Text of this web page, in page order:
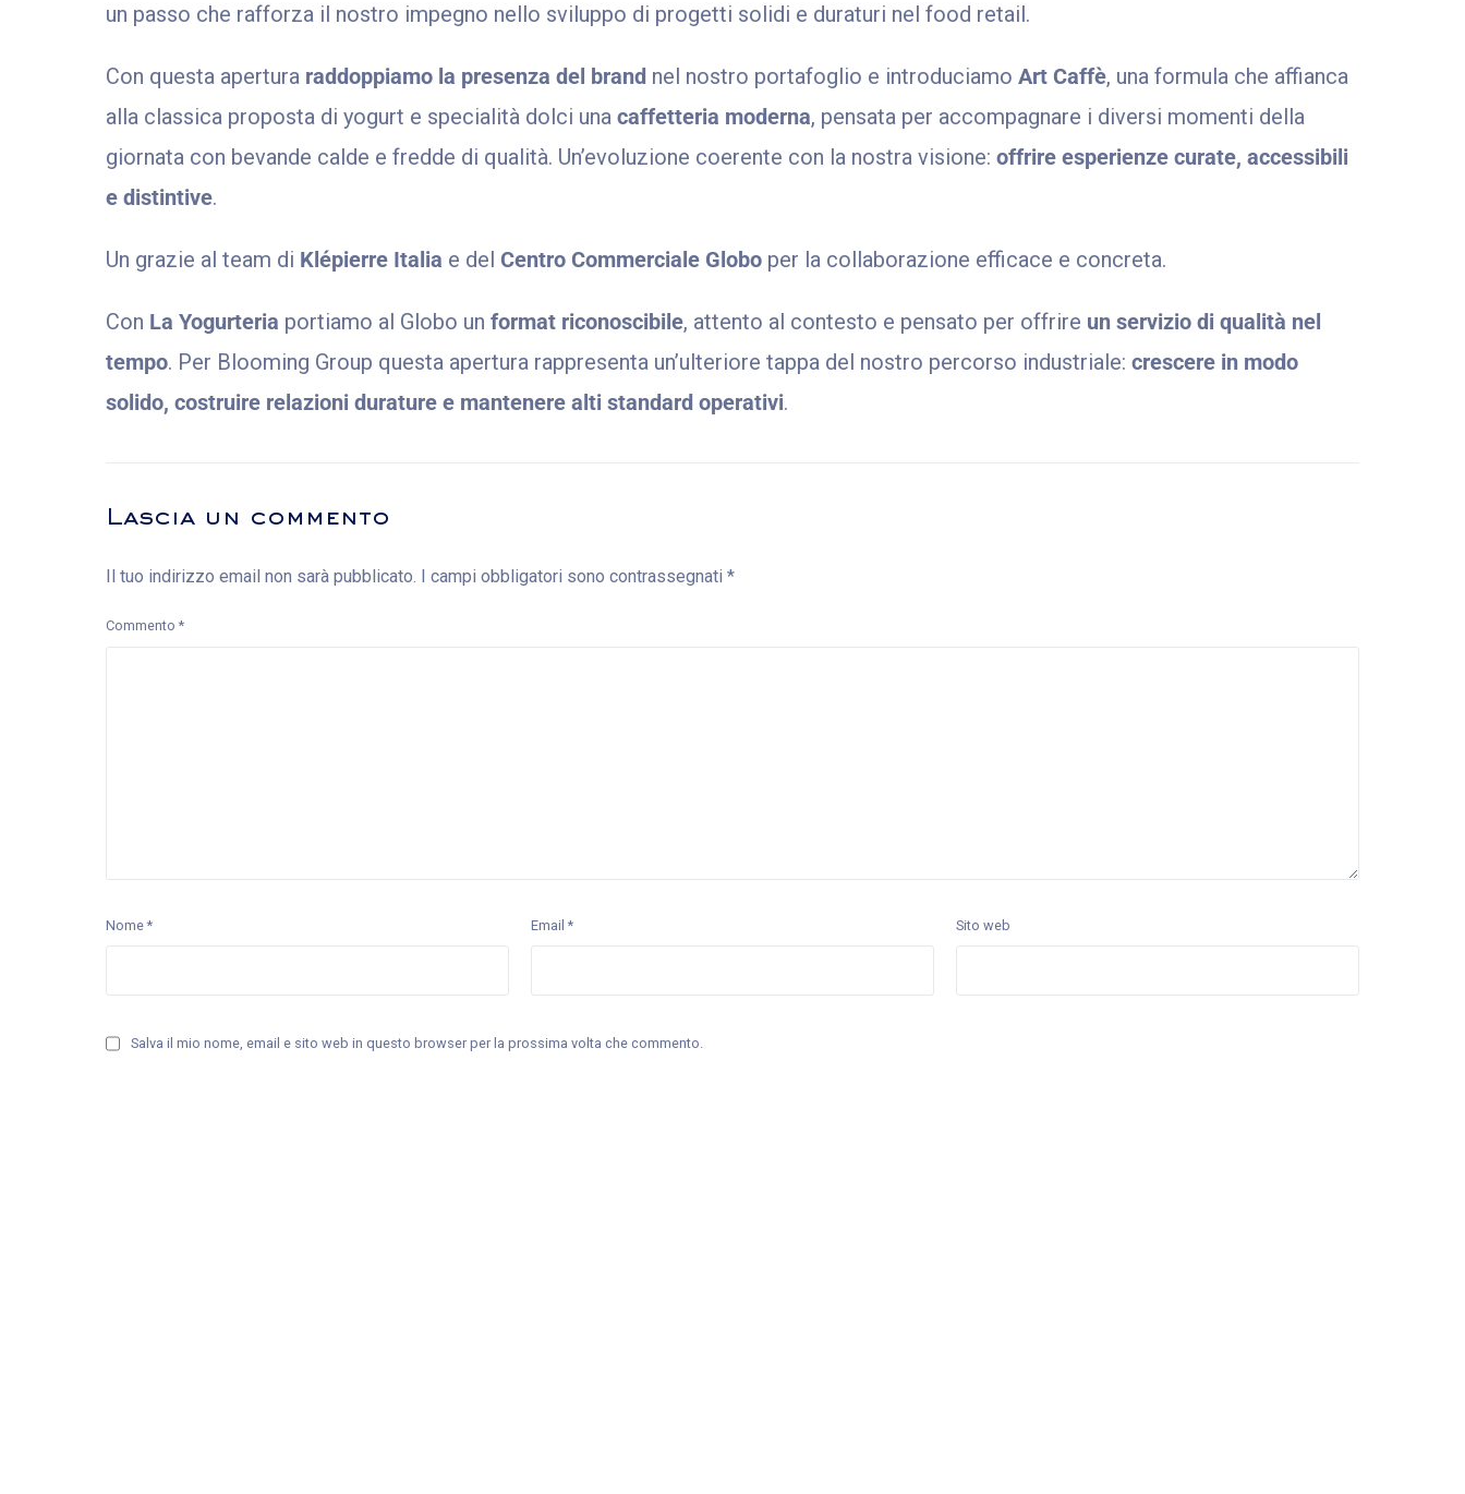
un passo che rafforza il nostro impegno nello sviluppo di progetti solidi e duraturi nel food retail.
Con questa apertura raddoppiamo la presenza del brand nel nostro portafoglio e introduciamo Art Caffè, una formula che affianca
alla classica proposta di yogurt e specialità dolci una caffetteria moderna, pensata per accompagnare i diversi momenti della
giornata con bevande calde e fredde di qualità. Un’evoluzione coerente con la nostra visione: offrire esperienze curate, accessibili
e distintive.
Un grazie al team di Klépierre Italia e del Centro Commerciale Globo per la collaborazione efficace e concreta.
Con La Yogurteria portiamo al Globo un format riconoscibile, attento al contesto e pensato per offrire un servizio di qualità nel
tempo. Per Blooming Group questa apertura rappresenta un’ulteriore tappa del nostro percorso industriale: crescere in modo
solido, costruire relazioni durature e mantenere alti standard operativi.
Lascia un commento
Il tuo indirizzo email non sarà pubblicato. I campi obbligatori sono contrassegnati *
Commento *
Nome * Email * Sito web
Salva il mio nome, email e sito web in questo browser per la prossima volta che commento.